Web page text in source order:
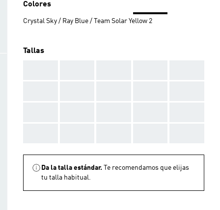
Colores
Crystal Sky / Ray Blue / Team Solar Yellow 2
Tallas
Da la talla estándar.
Te recomendamos que elijas
tu talla habitual.